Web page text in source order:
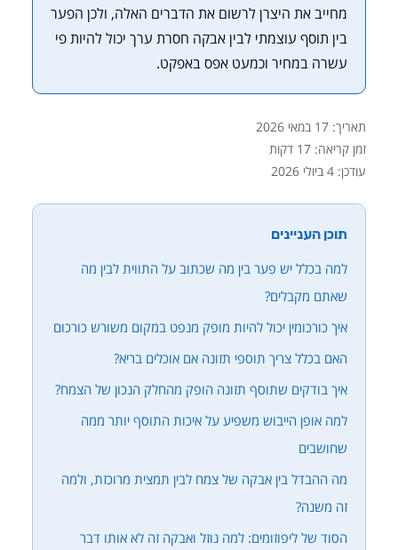
מחייב את היצרן לרשום את הדברים האלה, ולכן הפער
בין תוסף עוצמתי לבין אבקה חסרת ערך יכול להיות פי
עשרה במחיר וכמעט אפס באפקט.
תאריך: 17 במאי 2026
זמן קריאה: 17 דקות
עודכן: 4 ביולי 2026
תוכן העניינים
למה בכלל יש פער בין מה שכתוב על התווית לבין מה
שאתם מקבלים?
איך כורכומין יכול להיות מופק מנפט במקום משורש כורכום
האם בכלל צריך תוספי תזונה אם אוכלים בריא?
איך בודקים שתוסף תזונה הופק מהחלק הנכון של הצמח?
למה אופן הייבוש משפיע על איכות התוסף יותר ממה
שחושבים
מה ההבדל בין אבקה של צמח לבין תמצית מרוכזת, ולמה
זה משנה?
הסוד של ליפוזומים: למה נוזל ואבקה זה לא אותו דבר